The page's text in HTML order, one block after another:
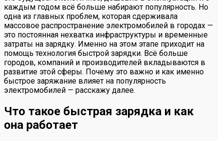
каждым годом всё больше набирают популярность. Но
одна из главных проблем, которая сдерживала
массовое распространение электромобилей в городах —
это постоянная нехватка инфраструктуры и временные
затраты на зарядку. Именно на этом этапе приходит на
помощь технология быстрой зарядки. Всё больше
городов, компаний и производителей вкладываются в
развитие этой сферы. Почему это важно и как именно
быстрое заряжание влияет на популярность
электромобилей — расскажу далее.
Что такое быстрая зарядка и как
она работает